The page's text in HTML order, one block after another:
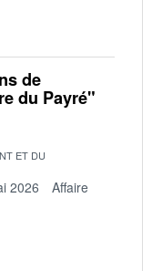
de
du Payré"
ET DU
2026
Affaire